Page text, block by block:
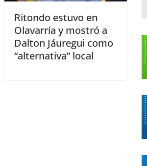
Ritondo estuvo en
Olavarría y mostró a
Dalton Jáuregui como
“alternativa” local